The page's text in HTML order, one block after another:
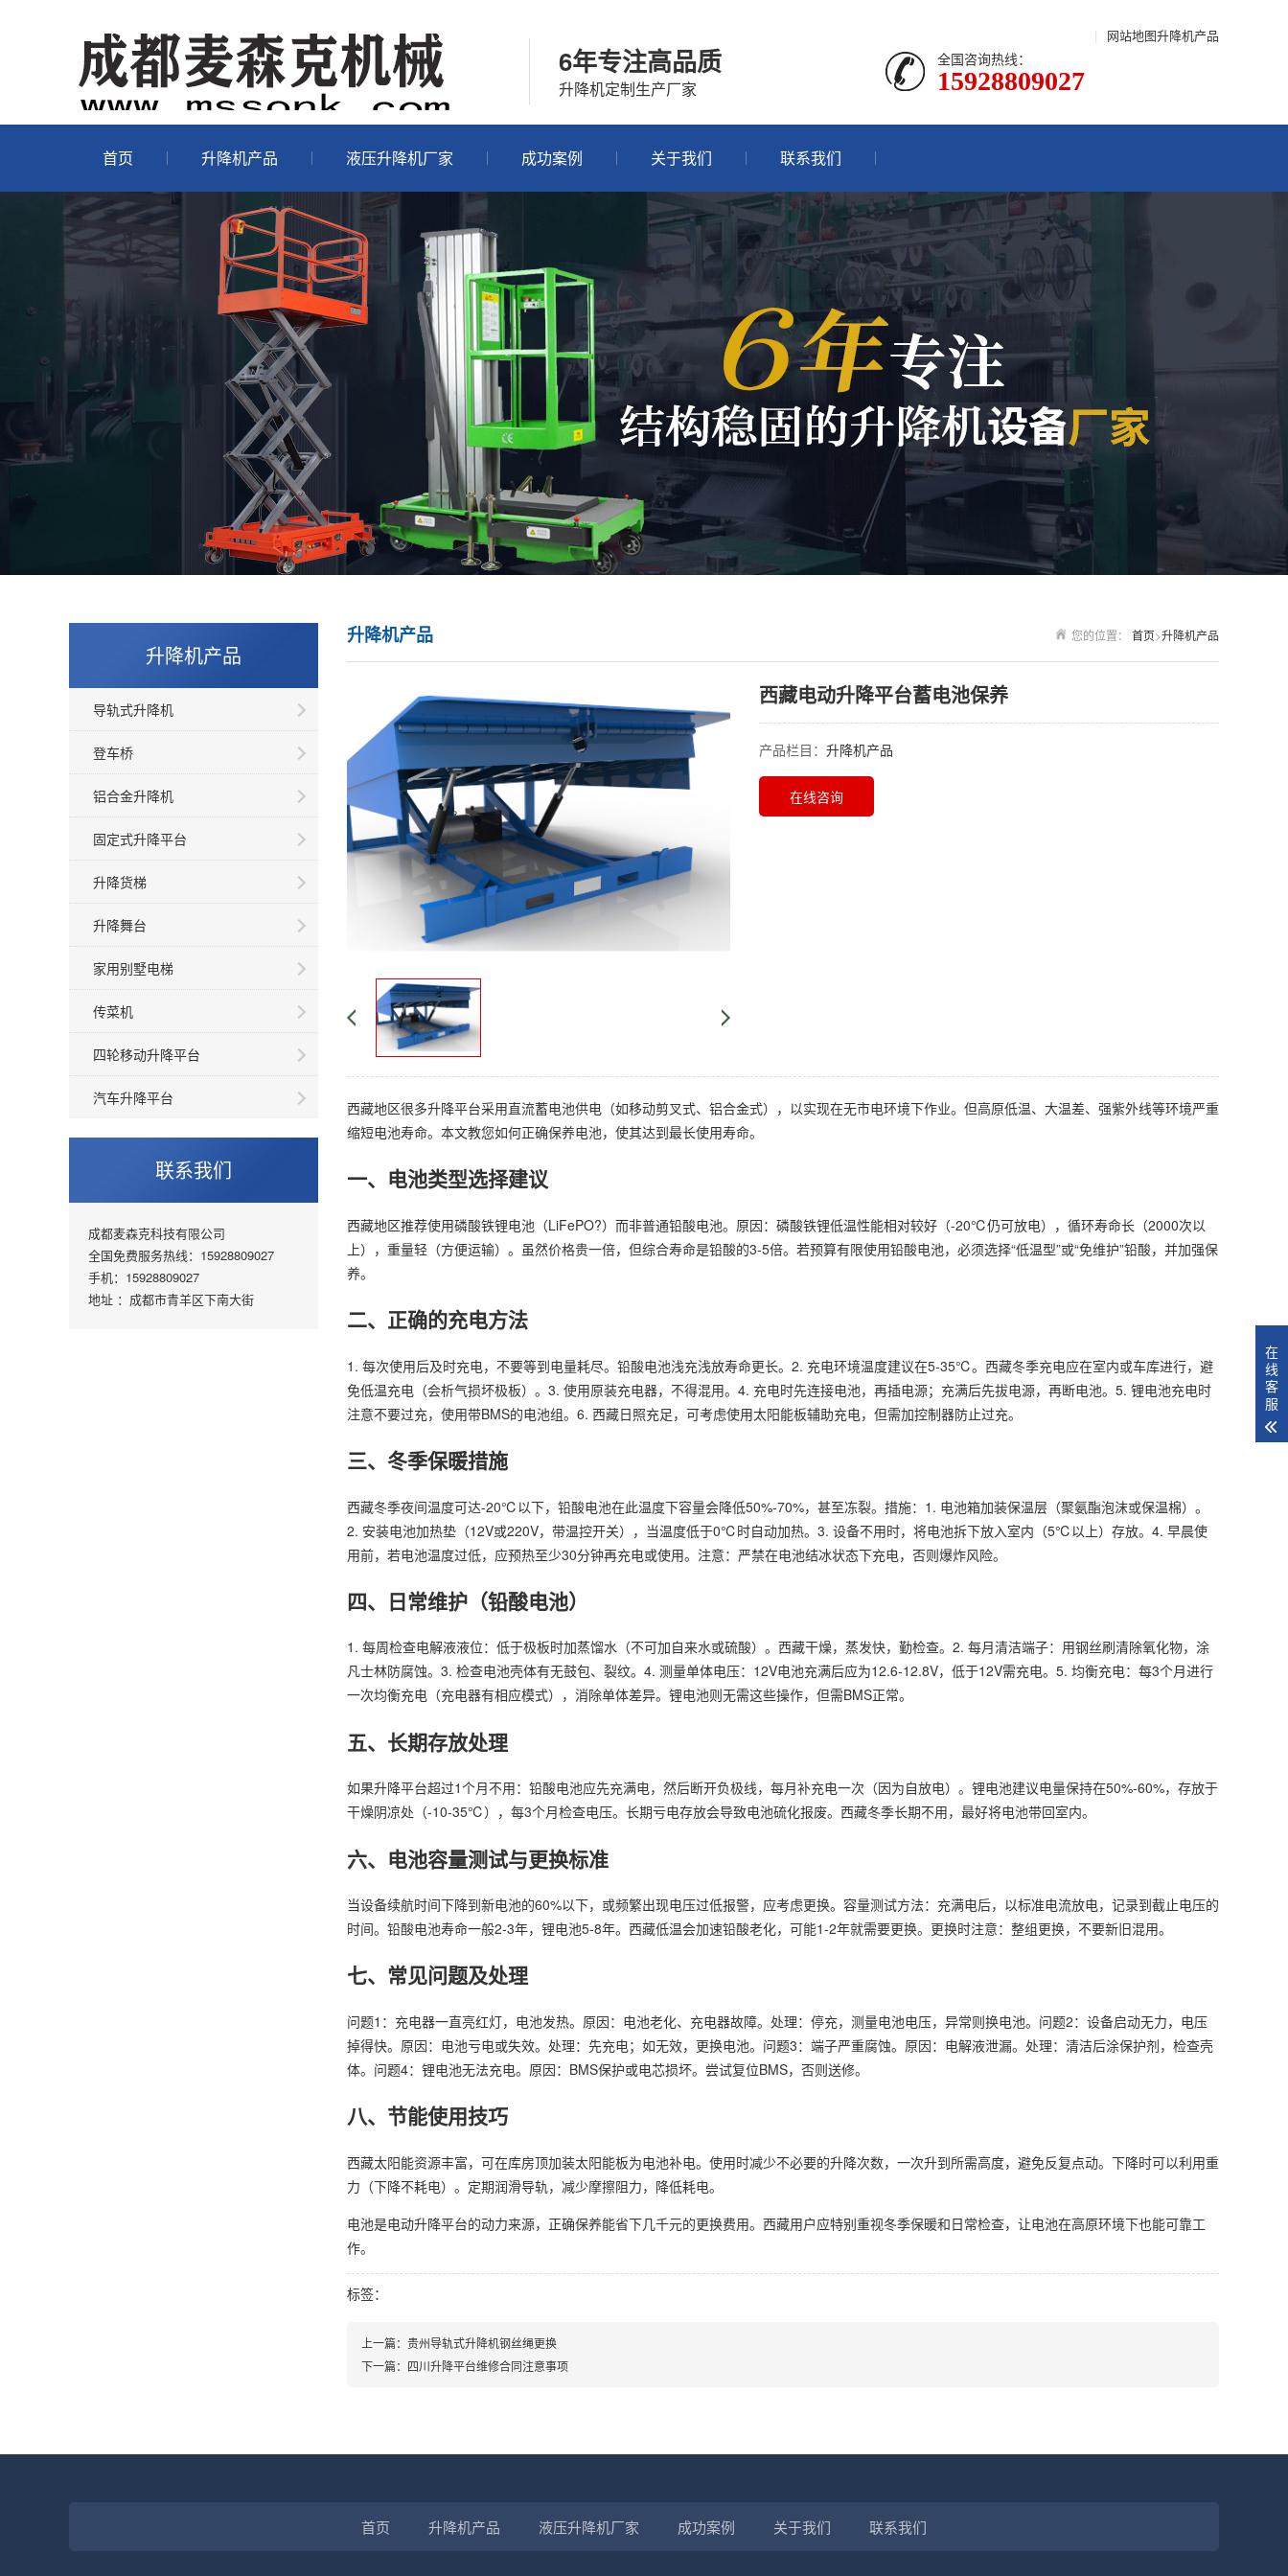
升降机产品
| 网站地图
6年专注高品质
升降机定制生产厂家
全国咨询热线：
15928809027
首页 升降机产品 液压升降机厂家 成功案例 关于我们 联系我们
升降机产品
导轨式升降机
登车桥
铝合金升降机
固定式升降平台
升降货梯
升降舞台
家用别墅电梯
传菜机
四轮移动升降平台
汽车升降平台
联系我们
成都麦森克科技有限公司
全国免费服务热线：15928809027
手机：15928809027
地址 ：成都市青羊区下南大街
您的位置： 首页>升降机产品
升降机产品
西藏电动升降平台蓄电池保养
产品栏目： 升降机产品
在线咨询
西藏地区很多升降平台采用直流蓄电池供电（如移动剪叉式、铝合金式），以实现在无市电环境下作业。但高原低温、大温差、强紫外线等环境严重
缩短电池寿命。本文教您如何正确保养电池，使其达到最长使用寿命。
一、电池类型选择建议
西藏地区推荐使用磷酸铁锂电池（LiFePO?）而非普通铅酸电池。原因：磷酸铁锂低温性能相对较好（-20℃仍可放电），循环寿命长（2000次以
上），重量轻（方便运输）。虽然价格贵一倍，但综合寿命是铅酸的3-5倍。若预算有限使用铅酸电池，必须选择“低温型”或“免维护”铅酸，并加强保
养。
二、正确的充电方法
1. 每次使用后及时充电，不要等到电量耗尽。铅酸电池浅充浅放寿命更长。2. 充电环境温度建议在5-35℃。西藏冬季充电应在室内或车库进行，避
免低温充电（会析气损坏极板）。3. 使用原装充电器，不得混用。4. 充电时先连接电池，再插电源；充满后先拔电源，再断电池。5. 锂电池充电时
注意不要过充，使用带BMS的电池组。6. 西藏日照充足，可考虑使用太阳能板辅助充电，但需加控制器防止过充。
三、冬季保暖措施
西藏冬季夜间温度可达-20℃以下，铅酸电池在此温度下容量会降低50%-70%，甚至冻裂。措施：1. 电池箱加装保温层（聚氨酯泡沫或保温棉）。
2. 安装电池加热垫（12V或220V，带温控开关），当温度低于0℃时自动加热。3. 设备不用时，将电池拆下放入室内（5℃以上）存放。4. 早晨使
用前，若电池温度过低，应预热至少30分钟再充电或使用。注意：严禁在电池结冰状态下充电，否则爆炸风险。
四、日常维护（铅酸电池）
1. 每周检查电解液液位：低于极板时加蒸馏水（不可加自来水或硫酸）。西藏干燥，蒸发快，勤检查。2. 每月清洁端子：用钢丝刷清除氧化物，涂
凡士林防腐蚀。3. 检查电池壳体有无鼓包、裂纹。4. 测量单体电压：12V电池充满后应为12.6-12.8V，低于12V需充电。5. 均衡充电：每3个月进行
一次均衡充电（充电器有相应模式），消除单体差异。锂电池则无需这些操作，但需BMS正常。
五、长期存放处理
如果升降平台超过1个月不用：铅酸电池应先充满电，然后断开负极线，每月补充电一次（因为自放电）。锂电池建议电量保持在50%-60%，存放于
干燥阴凉处（-10-35℃），每3个月检查电压。长期亏电存放会导致电池硫化报废。西藏冬季长期不用，最好将电池带回室内。
六、电池容量测试与更换标准
当设备续航时间下降到新电池的60%以下，或频繁出现电压过低报警，应考虑更换。容量测试方法：充满电后，以标准电流放电，记录到截止电压的
时间。铅酸电池寿命一般2-3年，锂电池5-8年。西藏低温会加速铅酸老化，可能1-2年就需要更换。更换时注意：整组更换，不要新旧混用。
七、常见问题及处理
问题1：充电器一直亮红灯，电池发热。原因：电池老化、充电器故障。处理：停充，测量电池电压，异常则换电池。问题2：设备启动无力，电压
掉得快。原因：电池亏电或失效。处理：先充电；如无效，更换电池。问题3：端子严重腐蚀。原因：电解液泄漏。处理：清洁后涂保护剂，检查壳
体。问题4：锂电池无法充电。原因：BMS保护或电芯损坏。尝试复位BMS，否则送修。
八、节能使用技巧
西藏太阳能资源丰富，可在库房顶加装太阳能板为电池补电。使用时减少不必要的升降次数，一次升到所需高度，避免反复点动。下降时可以利用重
力（下降不耗电）。定期润滑导轨，减少摩擦阻力，降低耗电。
电池是电动升降平台的动力来源，正确保养能省下几千元的更换费用。西藏用户应特别重视冬季保暖和日常检查，让电池在高原环境下也能可靠工
作。
标签：
上一篇： 贵州导轨式升降机钢丝绳更换
下一篇： 四川升降平台维修合同注意事项
首页 升降机产品 液压升降机厂家 成功案例 关于我们 联系我们
在
线
客
服